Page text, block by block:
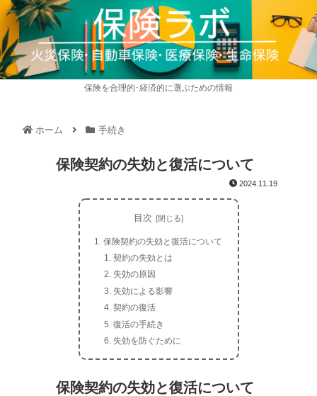
保険を合理的･経済的に選ぶための情報
ホーム 手続き
保険契約の失効と復活について
2024.11.19
目次
保険契約の失効と復活について
契約の失効とは
失効の原因
失効による影響
契約の復活
復活の手続き
失効を防ぐために
保険契約の失効と復活について